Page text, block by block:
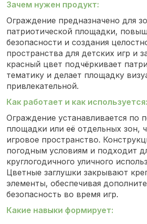
Зачем нужен продукт:
Ограждение предназначено для
патриотической площадки,
безопасности и создания
пространства для детских игр и
красный цвет подчёркивает
тематику и делает площадку
привлекательной.
Как работает и как используется:
Ограждение устанавливается по
площадки или её отдельных зон,
игровое пространство.
погодным условиям и подходит
круглогодичного уличного
Цветные заглушки закрывают
элементы, обеспечивая
безопасность во время игр.
Какие навыки формирует: